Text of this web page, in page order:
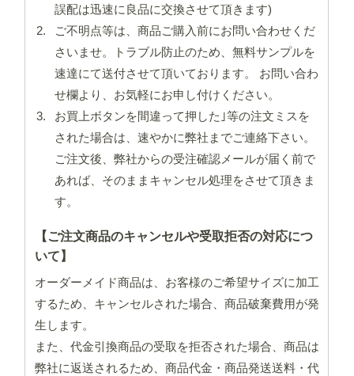
誤配は迅速に良品に交換させて頂きます)
ご不明点等は、商品ご購入前にお問い合わせくだ
さいませ。トラブル防止のため、無料サンプルを
速達にて送付させて頂いております。 お問い合わ
せ欄より、お気軽にお申し付けください。
お買上ボタンを間違って押した｣等の注文ミスを
された場合は、速やかに弊社までご連絡下さい。
ご注文後、弊社からの受注確認メールが届く前で
あれば、そのままキャンセル処理をさせて頂きま
す。
【ご注文商品のキャンセルや受取拒否の対応につ
いて】
オーダーメイド商品は、お客様のご希望サイズに加工
するため、キャンセルされた場合、商品破棄費用が発
生します。
また、代金引換商品の受取を拒否された場合、商品は
弊社に返送されるため、商品代金・商品発送送料・代